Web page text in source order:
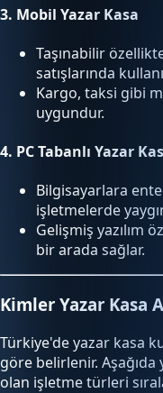
3. Mobil Yazar Kasa
Taşınabilir
satışlarında
Kargo, taksi gibi
uygundur.
4. PC Tabanlı Yazar
Bilgisayarlara
işletmelerde
Gelişmiş yazılım
bir arada sağlar.
Kimler Yazar Kasa
Türkiye'de yazar kasa
göre belirlenir.
olan işletme türleri